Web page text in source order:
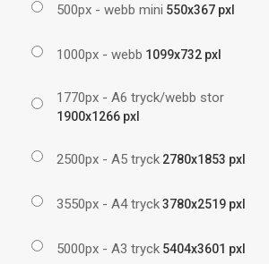
500px - webb mini 550x367 pxl
1000px - webb 1099x732 pxl
1770px - A6 tryck/webb stor
1900x1266 pxl
2500px - A5 tryck 2780x1853 pxl
3550px - A4 tryck3780x2519 pxl
5000px - A3 tryck 5404x3601 pxl